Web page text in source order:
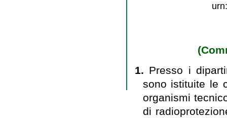
1. Presso i
sono istituite le
organismi
di